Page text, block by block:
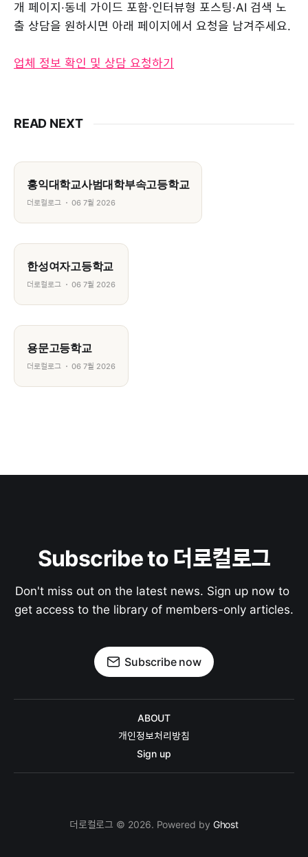
개 페이지·동네 가이드 포함·인터뷰형 포스팅·AI 검색 노
출 상담을 원하시면 아래 페이지에서 요청을 남겨주세요.
업체 정보 확인 및 상담 요청하기
READ NEXT
홍익대학교사범대학부속고등학교
더로컬로그 06 7월 2026
한성여자고등학교
더로컬로그 06 7월 2026
용문고등학교
더로컬로그 06 7월 2026
Subscribe to 더로컬로그
Don't miss out on the latest news. Sign up now to
get access to the library of members-only articles.
Subscribe now
ABOUT
개인정보처리방침
Sign up
더로컬로그 © 2026. Powered by Ghost